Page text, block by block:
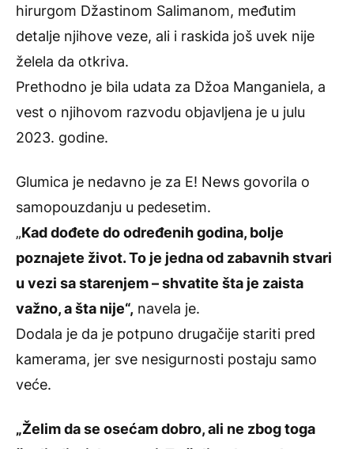
hirurgom Džastinom Salimanom, međutim
detalje njihove veze, ali i raskida još uvek nije
želela da otkriva.
Prethodno je bila udata za Džoa Manganiela, a
vest o njihovom razvodu objavljena je u julu
2023. godine.
Glumica je nedavno je za E! News govorila o
samopouzdanju u pedesetim.
„Kad dođete do određenih godina, bolje
poznajete život. To je jedna od zabavnih stvari
u vezi sa starenjem – shvatite šta je zaista
važno, a šta nije“, navela je.
Dodala je da je potpuno drugačije stariti pred
kamerama, jer sve nesigurnosti postaju samo
veće.
„Želim da se osećam dobro, ali ne zbog toga